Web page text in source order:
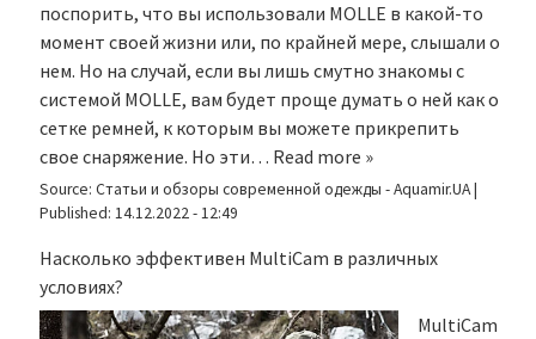
поспорить, что вы использовали MOLLE в какой-то
момент своей жизни или, по крайней мере, слышали о
нем. Но на случай, если вы лишь смутно знакомы с
системой MOLLE, вам будет проще думать о ней как о
сетке ремней, к которым вы можете прикрепить
свое снаряжение. Но эти… Read more »
Source: Статьи и обзоры современной одежды - Aquamir.UA|
Published: 14.12.2022 - 12:49
Насколько эффективен MultiCam в различных
условиях?
MultiCam